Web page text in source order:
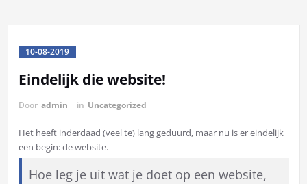
10-08-2019
Eindelijk die website!
Door admin in Uncategorized
Het heeft inderdaad (veel te) lang geduurd, maar nu is er eindelijk
een begin: de website.
Hoe leg je uit wat je doet op een website,